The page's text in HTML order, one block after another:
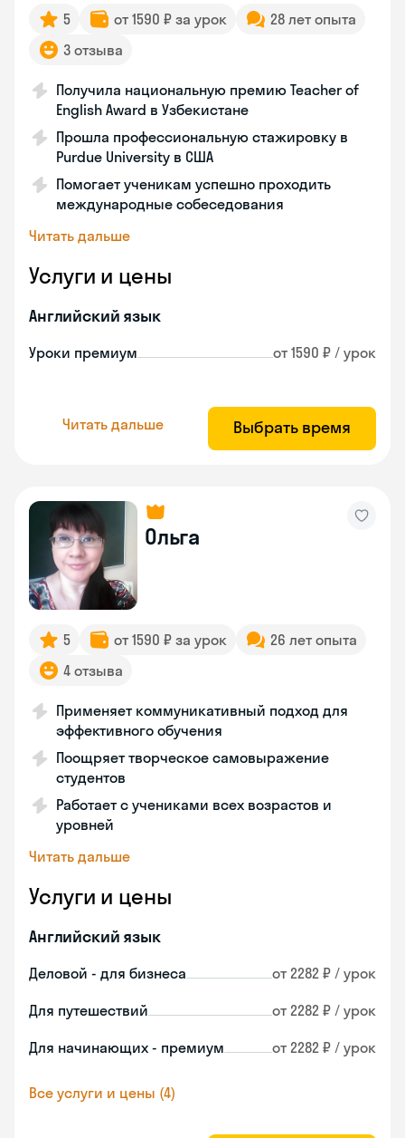
5 от 1590 ₽ за урок
28 лет опыта
3 отзыва
Получила национальную премию Teacher of
English Award в Узбекистане
Прошла профессиональную стажировку в
Purdue University в США
Помогает ученикам успешно проходить
международные собеседования
Читать дальше
Услуги и цены
Английский язык
Уроки премиум от 1590 ₽ / урок
Читать дальше Выбрать время
Ольга
5 от 1590 ₽ за урок
26 лет опыта
4 отзыва
Применяет коммуникативный подход для
эффективного обучения
Поощряет творческое самовыражение
студентов
Работает с учениками всех возрастов и
уровней
Читать дальше
Услуги и цены
Английский язык
Деловой - для бизнеса от 2282 ₽ / урок
Для путешествий от 2282 ₽ / урок
Для начинающих - премиум от 2282 ₽ / урок
Все услуги и цены (4)